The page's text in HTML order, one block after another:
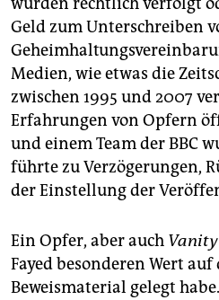
Geld zum Unterschreiben
Medien, wie etwas die
zwischen 1995 und 2007
Erfahrungen von Opfern
und einem Team der BBC
führte zu Verzögerungen,
der Einstellung der
Ein Opfer, aber auch
Fayed besonderen Wert
Beweismaterial gelegt